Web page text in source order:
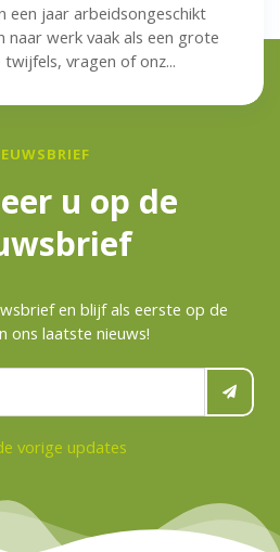
een jaar arbeidsongeschikt
werk vaak als een grote
vragen of onz...
u op de
en blijf als eerste op de
ons laatste nieuws!
vorige updates